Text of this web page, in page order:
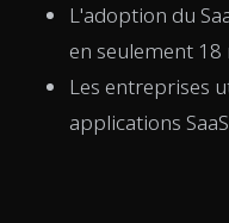
L'adoption du
en seulement 18
Les entreprises
applications SaaS